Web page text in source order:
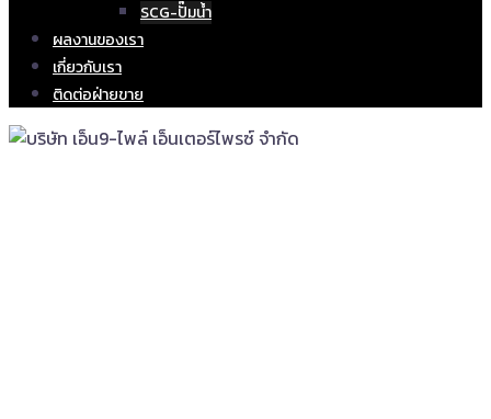
SCG-ปั๊มน้ำ
ผลงานของเรา
เกี่ยวกับเรา
ติดต่อฝ่ายขาย